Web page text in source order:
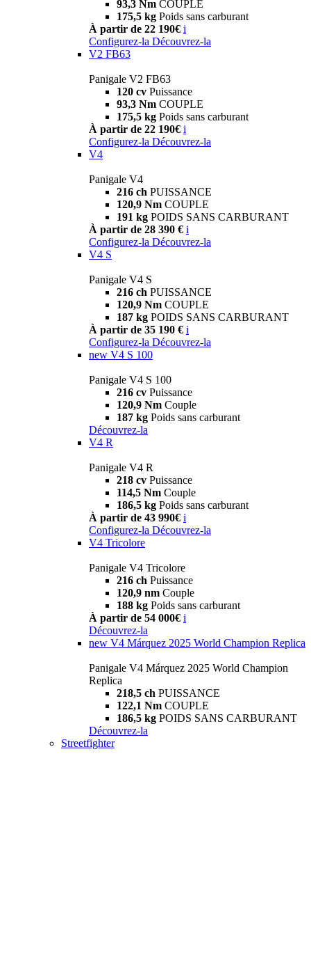
93,3 Nm COUPLE
175,5 kg Poids sans carburant
À partir de 22 190€ i
Configurez-la Découvrez-la
V2 FB63
Panigale V2 FB63
120 cv Puissance
93,3 Nm COUPLE
175,5 kg Poids sans carburant
À partir de 22 190€ i
Configurez-la Découvrez-la
V4
Panigale V4
216 ch PUISSANCE
120,9 Nm COUPLE
191 kg POIDS SANS CARBURANT
À partir de 28 390 € i
Configurez-la Découvrez-la
V4 S
Panigale V4 S
216 ch PUISSANCE
120,9 Nm COUPLE
187 kg POIDS SANS CARBURANT
À partir de 35 190 € i
Configurez-la Découvrez-la
new V4 S 100
Panigale V4 S 100
216 cv Puissance
120,9 Nm Couple
187 kg Poids sans carburant
Découvrez-la
V4 R
Panigale V4 R
218 cv Puissance
114,5 Nm Couple
186,5 kg Poids sans carburant
À partir de 43 990€ i
Configurez-la Découvrez-la
V4 Tricolore
Panigale V4 Tricolore
216 ch Puissance
120,9 nm Couple
188 kg Poids sans carburant
À partir de 54 000€ i
Découvrez-la
new V4 Márquez 2025 World Champion Replica
Panigale V4 Márquez 2025 World Champion
Replica
218,5 ch PUISSANCE
122,1 Nm COUPLE
186,5 kg POIDS SANS CARBURANT
Découvrez-la
Streetfighter